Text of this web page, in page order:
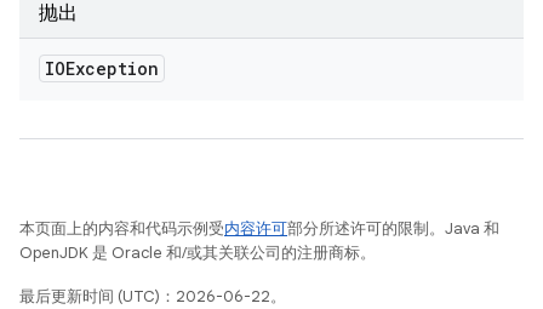
抛出
IOException
本页面上的内容和代码示例受内容许可部分所述许可的限制。Java 和
OpenJDK 是 Oracle 和/或其关联公司的注册商标。
最后更新时间 (UTC)：2026-06-22。